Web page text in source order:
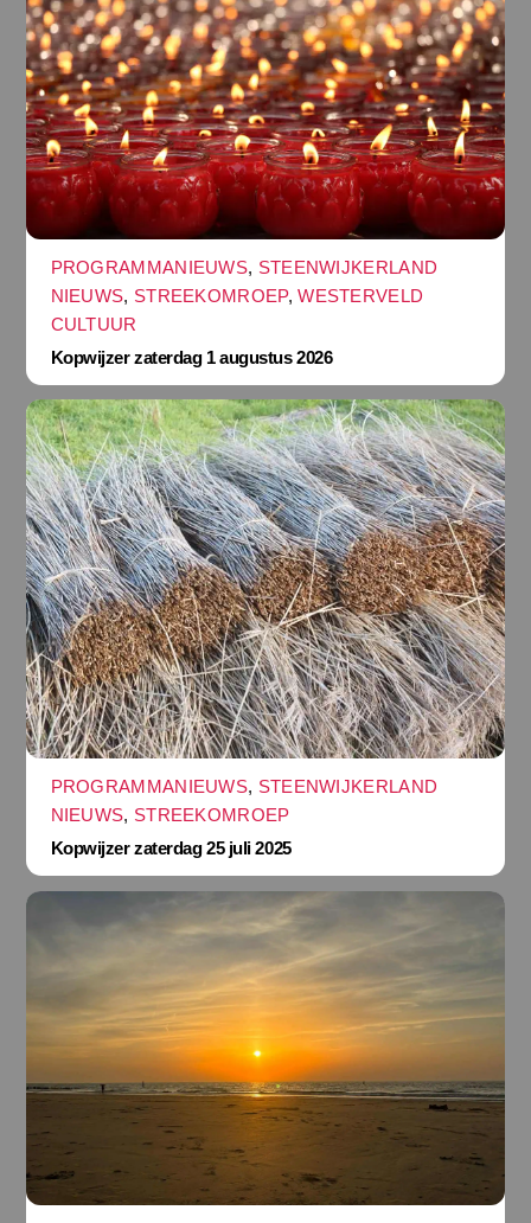
PROGRAMMANIEUWS, STEENWIJKERLAND
NIEUWS, STREEKOMROEP,WESTERVELD
CULTUUR
Kopwijzer zaterdag 1 augustus 2026
PROGRAMMANIEUWS, STEENWIJKERLAND
NIEUWS, STREEKOMROEP
Kopwijzer zaterdag 25 juli 2025